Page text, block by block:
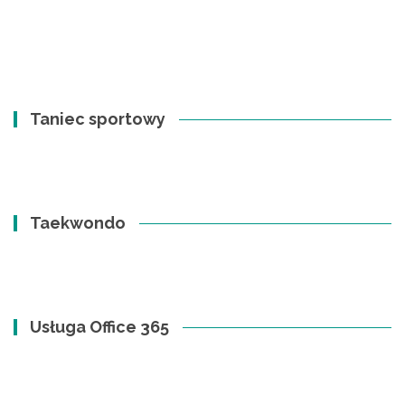
Taniec sportowy
Taekwondo
Usługa Office 365